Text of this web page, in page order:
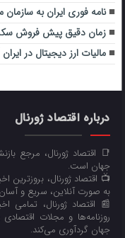
نامه فوری ایران به
زمان دقیق پیش فروش سکه اعلام
مالیات ارز دیجیتال در
درباره اقتصاد ژورنال
📑 اقتصاد ژورنال، مرجع
جهان است.
📺 اقتصاد ژورنال، بروزترین
به صورت آنلاین، سریع و
📰 اقتصاد ژورنال، تمامی
روزنامه‌ها و مجلات اقتصادی
جهان گردآوری می‌کند.